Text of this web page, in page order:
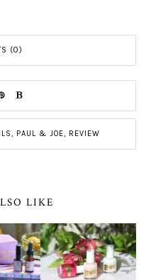
(0)
, PAUL & JOE, REVIEW
LIKE